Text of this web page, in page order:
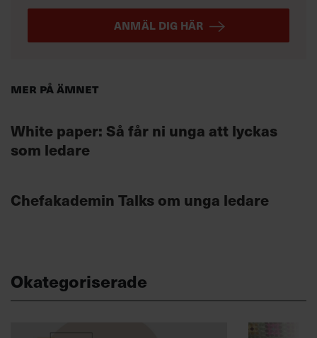
Mer på ämnet
White paper: Så får ni unga att lyckas
som ledare
Chefakademin Talks om unga ledare
ANMÄL DIG HÄR
Okategoriserade